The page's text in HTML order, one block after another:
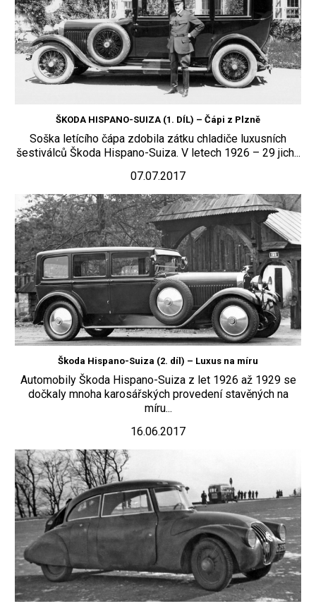
ŠKODA HISPANO-SUIZA (1. DÍL) – Čápi z Plzně
Soška letícího čápa zdobila zátku chladiče luxusních
šestiválců Škoda Hispano-Suiza. V letech 1926 – 29 jich...
07.07.2017
Škoda Hispano-Suiza (2. díl) – Luxus na míru
Automobily Škoda Hispano-Suiza z let 1926 až 1929 se
dočkaly mnoha karosářských provedení stavěných na
míru...
16.06.2017